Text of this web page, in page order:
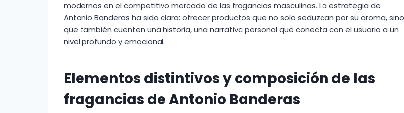
modernos en el competitivo mercado de las fragancias masculinas. La estrategia de
Antonio Banderas ha sido clara: ofrecer productos que no solo seduzcan por su aroma, sino
que también cuenten una historia, una narrativa personal que conecta con el usuario a un
nivel profundo y emocional.
Elementos distintivos y composición de las
fragancias de Antonio Banderas